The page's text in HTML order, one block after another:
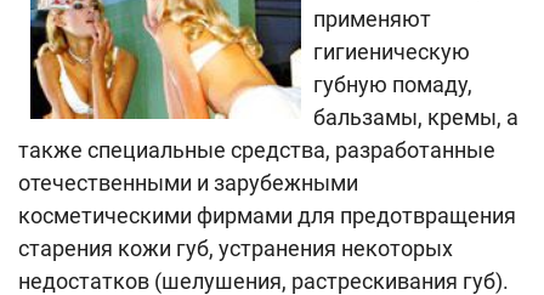
применяют
гигиеническую
губную помаду,
бальзамы, кремы, а
также специальные средства, разработанные
отечественными и зарубежными
косметическими фирмами для предотвращения
старения кожи губ, устранения некоторых
недостатков (шелушения, растрескивания губ).